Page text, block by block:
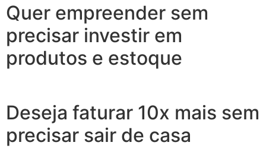
Quer empreender sem
precisar investir em
produtos e estoque
Deseja faturar 10x mais sem
precisar sair de casa